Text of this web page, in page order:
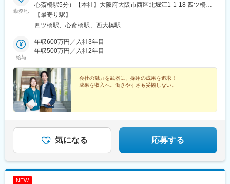
勤務地
心斎橋駅5分）【本社】大阪府大阪市西区北堀江1-1-18 四ツ橋イ
ーストビル2階■本社アクセス大阪メトロ四つ橋線「四ツ橋駅」か
ら徒歩で2分大阪メトロ御堂筋線「心斎橋駅」から徒歩で7分大阪
迎
【最寄り駅】
四ツ橋駅、心斎橋駅、西大橋駅
給与
年収600万円／入社3年目
年収500万円／入社2年目
会社の魅力を武器に、採用の成果を追求！
成果を収入へ。働きやすさも妥協しない。
気になる 応募する
NEW